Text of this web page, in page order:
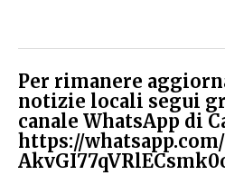
Per rimanere
notizie locali segui
canale WhatsApp di
https://